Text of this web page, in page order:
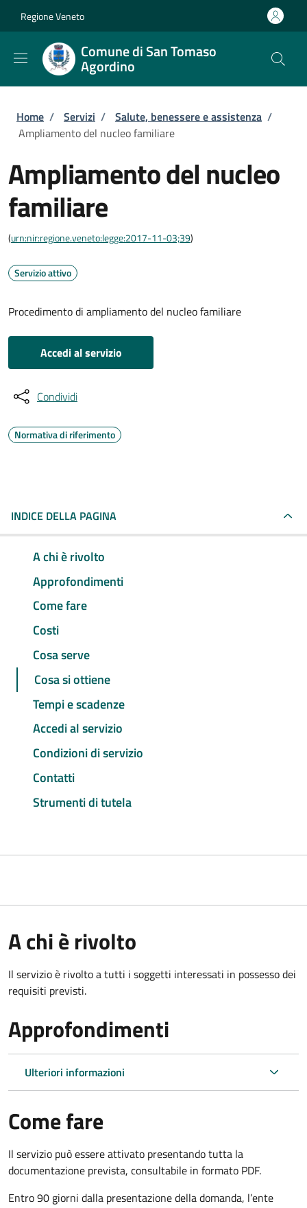
Regione Veneto
Comune di San Tomaso
Agordino
Briciole di pane
Home / Servizi / Salute, benessere e assistenza /
Ampliamento del nucleo familiare
Ampliamento del nucleo
familiare
(urn:nir:regione.veneto:legge:2017-11-03;39)
Servizio attivo
Procedimento di ampliamento del nucleo familiare
Accedi al servizio
Condividi
Normativa di riferimento
INDICE DELLA PAGINA
A chi è rivolto
Approfondimenti
Come fare
Costi
Cosa serve
Cosa si ottiene
Tempi e scadenze
Accedi al servizio
Condizioni di servizio
Contatti
Strumenti di tutela
A chi è rivolto
Il servizio è rivolto a tutti i soggetti interessati in possesso dei
requisiti previsti.
Approfondimenti
Ulteriori informazioni
Come fare
Il servizio può essere attivato presentando tutta la
documentazione prevista, consultabile in formato PDF.
Entro 90 giorni dalla presentazione della domanda, l’ente